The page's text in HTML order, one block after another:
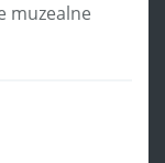
muzealne